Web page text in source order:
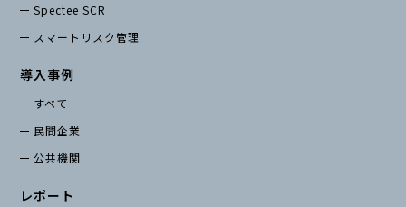
Spectee SCR
スマートリスク管理
導入事例
すべて
民間企業
公共機関
レポート